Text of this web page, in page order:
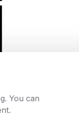
You can